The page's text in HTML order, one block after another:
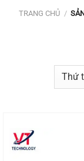
TRANG CHỦ /